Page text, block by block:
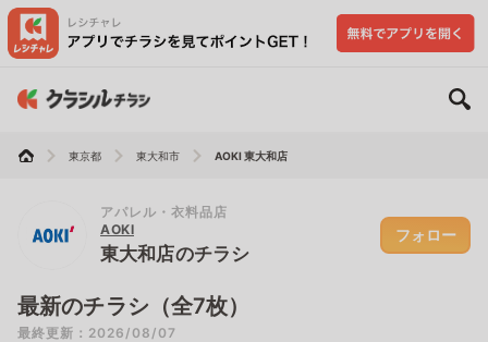
東京都 東大和市 AOKI 東大和店
アパレル・衣料品店
AOKI
東大和店のチラシ
フォロー
最新のチラシ（全7枚）
最終更新：2026/08/07